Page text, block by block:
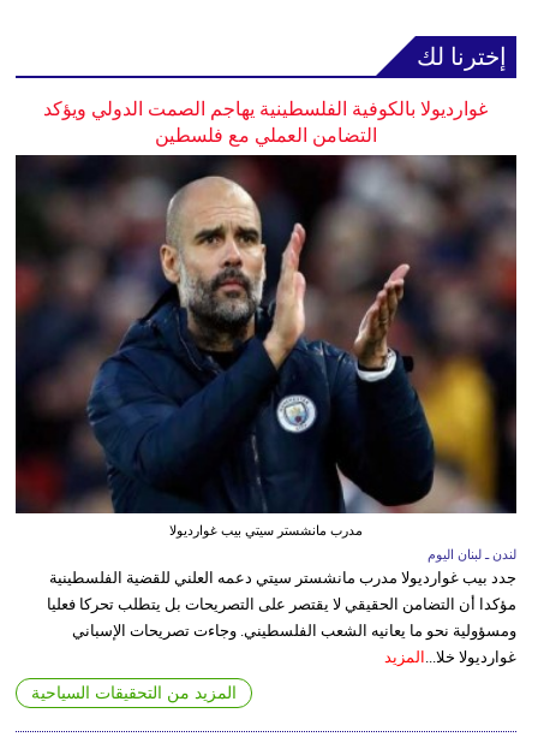
إخترنا لك
غوارديولا بالكوفية الفلسطينية يهاجم الصمت الدولي ويؤكد
التضامن العملي مع فلسطين
مدرب مانشستر سيتي بيب غوارديولا
لندن ـ لبنان اليوم
جدد بيب غوارديولا مدرب مانشستر سيتي دعمه العلني للقضية الفلسطينية
مؤكدا أن التضامن الحقيقي لا يقتصر على التصريحات بل يتطلب تحركا فعليا
ومسؤولية نحو ما يعانيه الشعب الفلسطيني. وجاءت تصريحات الإسباني
غوارديولا خلا...
المزيد
المزيد من التحقيقات السياحية